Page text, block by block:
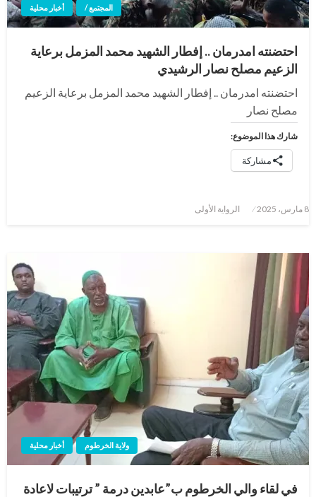
أخبار محلية المجتمع /
احتضنته امدرمان .. إفطار الشهيد محمد المزمل برعاية
الزعيم مصلح نصار الرشيدي
احتضنته امدرمان .. إفطار الشهيد محمد المزمل برعاية الزعيم
مصلح نصار
شارك هذا الموضوع:
مشاركة
نُشر8 مارس، 2025 الرواية الأولى
أخبار محلية ولاية الخرطوم
في لقاء والي الخرطوم ب”عابدين درمة ” ترتيبات لاعادة